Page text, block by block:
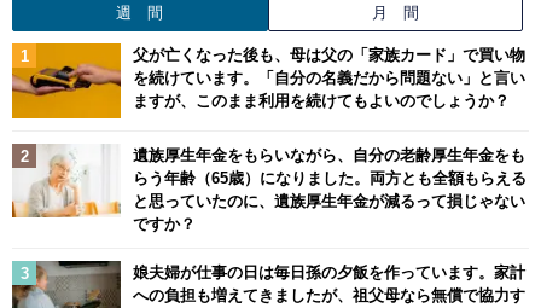
週 間 月 間
父が亡くなった後も、母は父の「家族カード」で買い物
を続けています。「自分の名義だから問題ない」と言い
ますが、このまま利用を続けてもよいのでしょうか？
遺族厚生年金をもらいながら、自分の老齢厚生年金をも
らう年齢（65歳）になりました。両方とも全額もらえる
と思っていたのに、遺族厚生年金が減るって損じゃない
ですか？
娘夫婦が仕事の日は毎日孫の夕飯を作っています。家計
への負担も増えてきましたが、祖父母なら無償で協力す